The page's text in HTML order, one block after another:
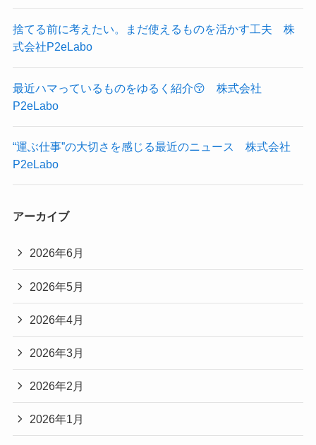
捨てる前に考えたい。まだ使えるものを活かす工夫 株
式会社P2eLabo
最近ハマっているものをゆるく紹介😚 株式会社
P2eLabo
“運ぶ仕事”の大切さを感じる最近のニュース 株式会社
P2eLabo
アーカイブ
2026年6月
2026年5月
2026年4月
2026年3月
2026年2月
2026年1月